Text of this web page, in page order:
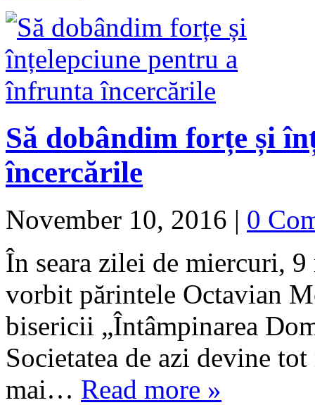
Să dobândim forțe și
încercările
November 10, 2016 | 0
În seara zilei de miercuri,
vorbit părintele Octavian
bisericii „Întâmpinarea
Societatea de azi devine
mai… Read more »